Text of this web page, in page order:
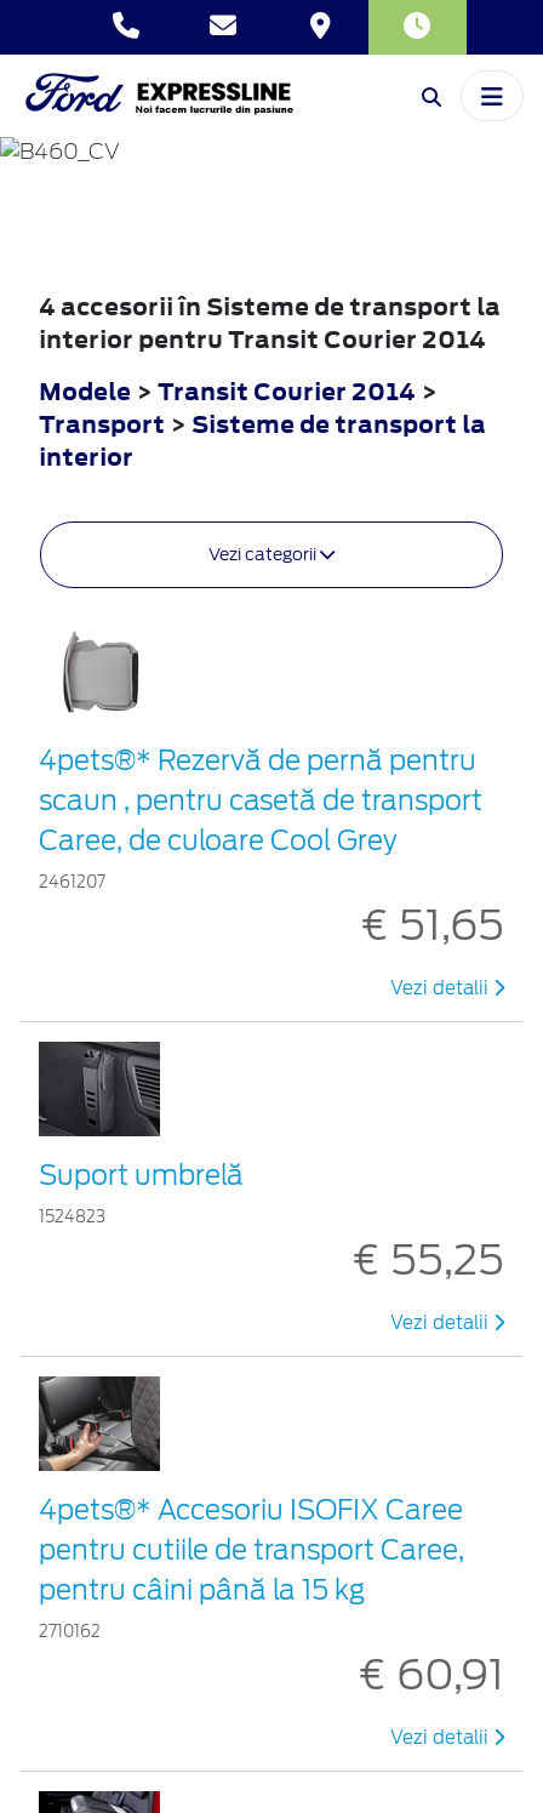
TRANSIT
COURIER
4 accesorii în Sisteme de transport la
interior pentru Transit Courier 2014
Modele > Transit Courier 2014 >
Transport > Sisteme de transport la
interior
Vezi categorii
4pets®* Rezervă de pernă pentru
scaun , pentru casetă de transport
Caree, de culoare Cool Grey
2461207
€ 51,65
Vezi detalii
Suport umbrelă
1524823
€ 55,25
Vezi detalii
4pets®* Accesoriu ISOFIX Caree
pentru cutiile de transport Caree,
pentru câini până la 15 kg
2710162
€ 60,91
Vezi detalii